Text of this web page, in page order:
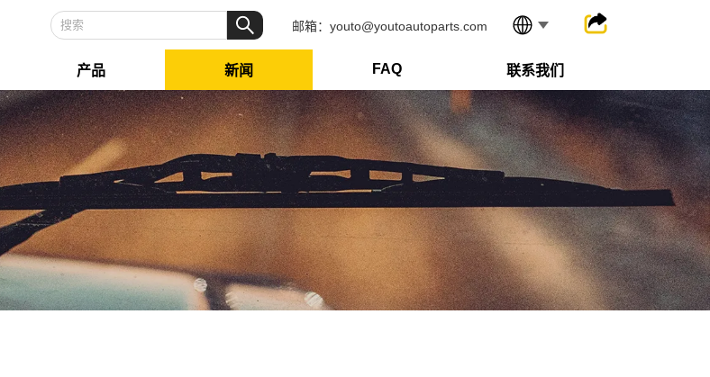
邮箱：youto@youtoautoparts.com
产品 新闻 FAQ 联系我们